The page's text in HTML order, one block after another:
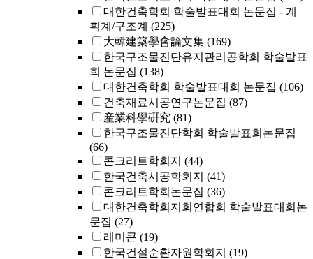
대한건축학회 학술발표대회 논문집 - 계
획계/구조계 (225)
大韓建築學會論文集 (169)
한국구조물진단유지관리공학회 학술발표
회 논문집 (138)
대한건축학회 학술발표대회 논문집 (106)
건축재료시공연구논문집 (87)
産業科學硏究 (81)
한국구조물진단학회 학술발표회논문집
(66)
콘크리트학회지 (44)
한국건축시공학회지 (41)
콘크리트학회논문집 (36)
대한건축학회지회연합회 학술발표대회논
문집 (27)
레미콘 (19)
한국건설순환자원학회지 (19)